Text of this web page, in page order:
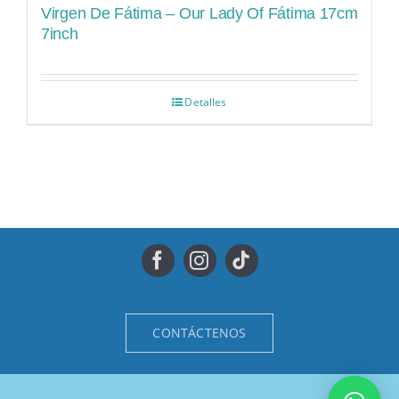
Virgen De Fátima – Our Lady Of Fátima 17cm
7inch
Detalles
CONTÁCTENOS